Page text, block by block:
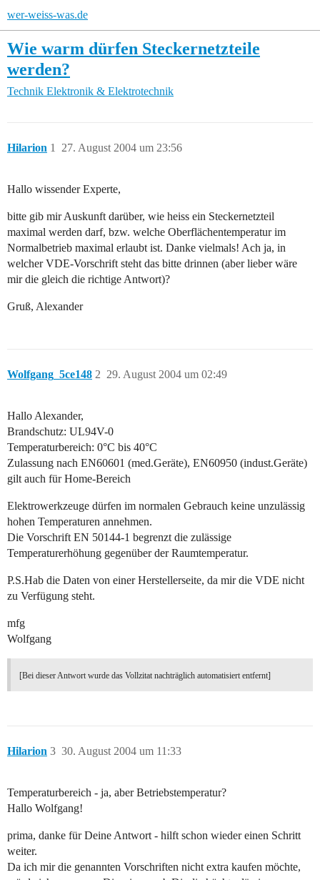
wer-weiss-was.de
Wie warm dürfen Steckernetzteile
werden?
Technik Elektronik & Elektrotechnik
Hilarion 27. August 2004 um 23:56
1
Hallo wissender Experte,
bitte gib mir Auskunft darüber, wie heiss ein Steckernetzteil
maximal werden darf, bzw. welche Oberflächentemperatur im
Normalbetrieb maximal erlaubt ist. Danke vielmals! Ach ja, in
welcher VDE-Vorschrift steht das bitte drinnen (aber lieber wäre
mir die gleich die richtige Antwort)?
Gruß, Alexander
Wolfgang_5ce148 29. August 2004 um 02:49
2
Hallo Alexander,
Brandschutz: UL94V-0
Temperaturbereich: 0°C bis 40°C
Zulassung nach EN60601 (med.Geräte), EN60950 (indust.Geräte)
gilt auch für Home-Bereich
Elektrowerkzeuge dürfen im normalen Gebrauch keine unzulässig
hohen Temperaturen annehmen.
Die Vorschrift EN 50144-1 begrenzt die zulässige
Temperaturerhöhung gegenüber der Raumtemperatur.
P.S.Hab die Daten von einer Herstellerseite, da mir die VDE nicht
zu Verfügung steht.
mfg
Wolfgang
[Bei dieser Antwort wurde das Vollzitat nachträglich automatisiert entfernt]
Hilarion 30. August 2004 um 11:33
3
Temperaturbereich - ja, aber Betriebstemperatur?
Hallo Wolfgang!
prima, danke für Deine Antwort - hilft schon wieder einen Schritt
weiter.
Da ich mir die genannten Vorschriften nicht extra kaufen möchte,